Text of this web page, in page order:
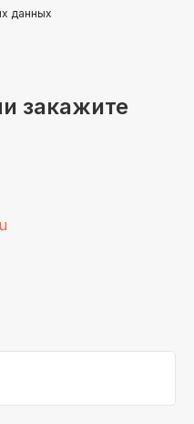
данных
закажите